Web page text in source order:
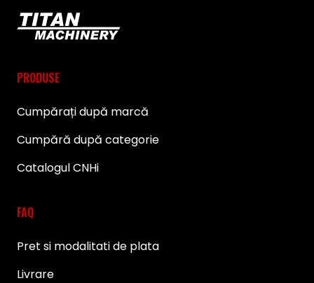
PRODUSE
Cumpărați după marcă
Cumpără după categorie
Catalogul CNHi
FAQ
Pret si modalitati de plata
Livrare